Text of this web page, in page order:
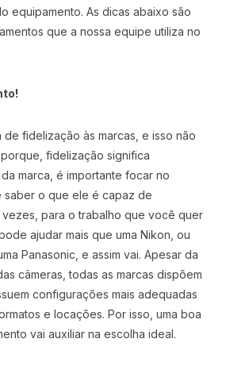
equipamento. As dicas abaixo são
que a nossa equipe utiliza no
de fidelização às marcas, e isso não
fidelização significa
marca, é importante focar no
saber o que ele é capaz de
vezes, para o trabalho que você quer
ajudar mais que uma Nikon, ou
Panasonic, e assim vai. Apesar da
câmeras, todas as marcas dispõem
configurações mais adequadas
e locações. Por isso, uma boa
vai auxiliar na escolha ideal.